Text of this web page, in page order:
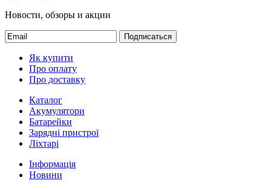
Новости, обзоры и акции
Подписаться
Як купити
Про оплату
Про доставку
Каталог
Акумулятори
Батарейки
Зарядні пристрої
Ліхтарі
Інформація
Новини